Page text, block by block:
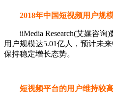
2018年中国短视频用户规模
iiMedia Research(艾媒咨询)
用户规模达5.01亿人，预计未
保持稳定增长态势。
短视频平台的用户维持较